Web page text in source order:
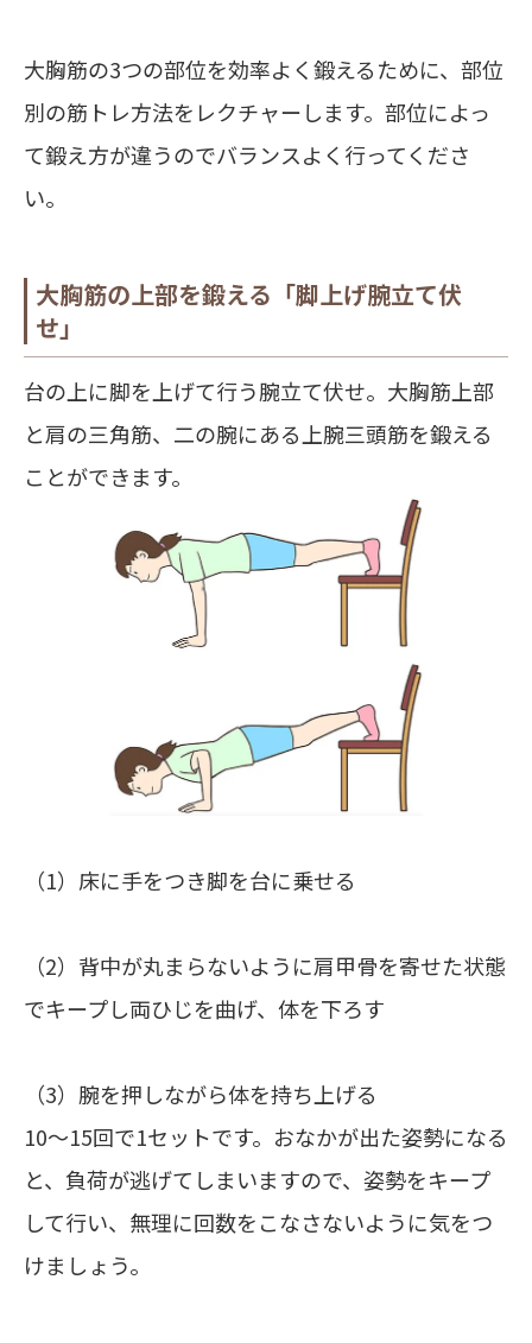
大胸筋の3つの部位を効率よく鍛えるために、部位
別の筋トレ方法をレクチャーします。部位によっ
て鍛え方が違うのでバランスよく行ってくださ
い。
大胸筋の上部を鍛える「脚上げ腕立て伏
せ」
台の上に脚を上げて行う腕立て伏せ。大胸筋上部
と肩の三角筋、二の腕にある上腕三頭筋を鍛える
ことができます。
（1）床に手をつき脚を台に乗せる
（2）背中が丸まらないように肩甲骨を寄せた状態
でキープし両ひじを曲げ、体を下ろす
（3）腕を押しながら体を持ち上げる
10～15回で1セットです。おなかが出た姿勢になる
と、負荷が逃げてしまいますので、姿勢をキープ
して行い、無理に回数をこなさないように気をつ
けましょう。